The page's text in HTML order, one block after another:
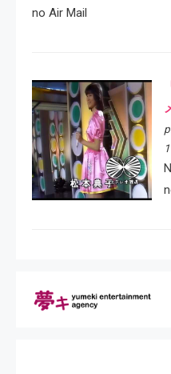
no Air Mail